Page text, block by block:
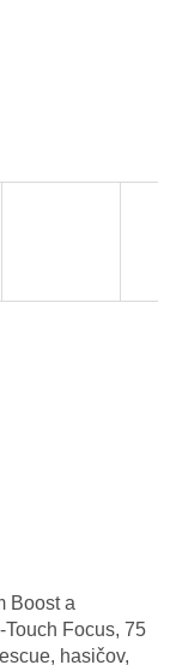
Boost a
Focus, 75
hasičov,